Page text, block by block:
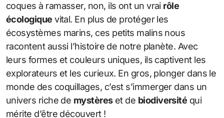
coques à ramasser, non, ils ont un vrai rôle
écologique vital. En plus de protéger les
écosystèmes marins, ces petits malins nous
racontent aussi l’histoire de notre planète. Avec
leurs formes et couleurs uniques, ils captivent les
explorateurs et les curieux. En gros, plonger dans le
monde des coquillages, c’est s’immerger dans un
univers riche de mystèreset de biodiversité qui
mérite d’être découvert !